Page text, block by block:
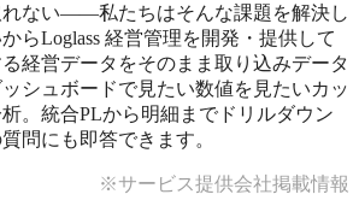
れない——私たちはそんな課題を解決し
らLoglass 経営管理を開発・提供して
経営データをそのまま取り込みデータ
シュボードで見たい数値を見たいカッ
析。統合PLから明細までドリルダウン
問にも即答できます。
※サービス提供会社掲載情報